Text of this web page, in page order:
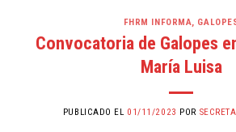
FHRM INFORMA,
Convocatoria de Galopes
María Luisa
PUBLICADO EL 01/11/2023 POR